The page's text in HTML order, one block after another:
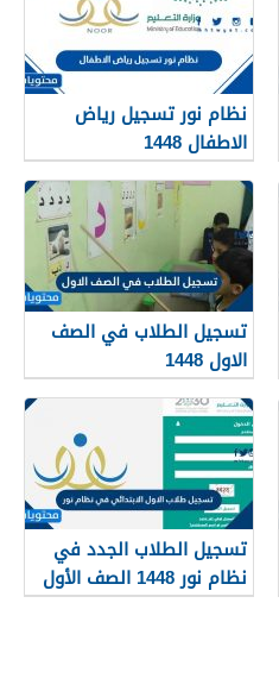
نظام نور تسجيل رياض
الاطفال 1448
تسجيل الطلاب في الصف
الاول 1448
تسجيل الطلاب الجدد في
نظام نور 1448 الصف الأول
الابتدائي